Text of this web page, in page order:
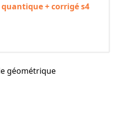
+ corrigé s4
géométrique